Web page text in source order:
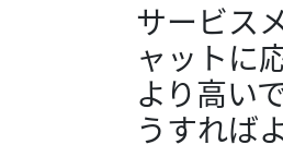
サービス
ャットに
より高い
うすれば